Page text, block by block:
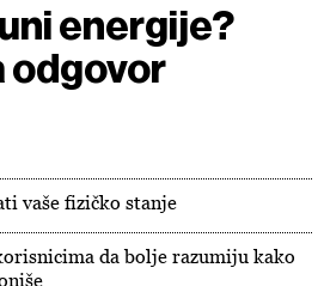
energije?
odgovor
vaše fizičko stanje
da bolje razumiju kako